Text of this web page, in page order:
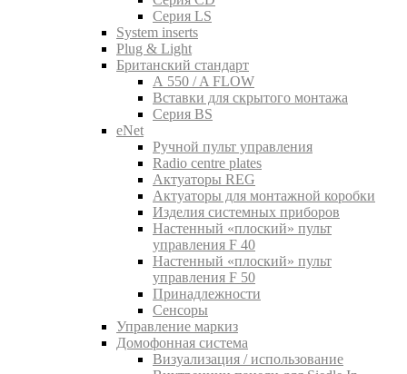
Серия LS
System inserts
Plug & Light
Британский стандарт
A 550 / A FLOW
Вставки для скрытого монтажа
Серия BS
eNet
Pучной пульт управления
Radio centre plates
Актуаторы REG
Актуаторы для монтажной коробки
Изделия системных приборов
Настенный «плоский» пульт
управления F 40
Настенный «плоский» пульт
управления F 50
Принадлежности
Сенсоры
Управление маркиз
Домофонная система
Визуализация / использование